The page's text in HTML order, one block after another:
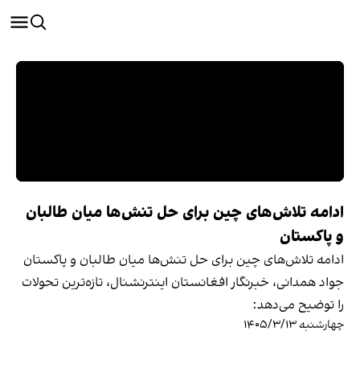
ادامه تلاش‌های چین برای حل تنش‌ها میان طالبان
و پاکستان
ادامه تلاش‌های چین برای حل تنش‌ها میان طالبان و پاکستان
جواد همدانی، خبرنگار افغانستان اینترنشنال، تازه‌ترین تحولات
را توضیح می‌دهد:
چهارشنبه ۱۴۰۵/۳/۱۳